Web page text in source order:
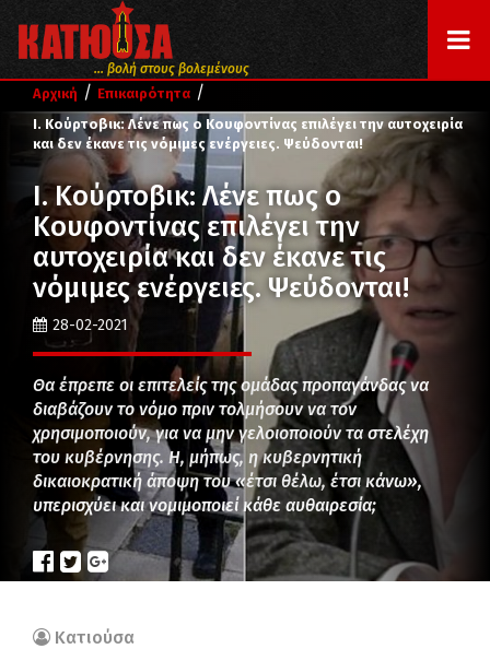
... βολή στους βολεμένους
Αρχική / Επικαιρότητα /
Ι. Κούρτοβικ: Λένε πως ο Κουφοντίνας επιλέγει την αυτοχειρία
και δεν έκανε τις νόμιμες ενέργειες. Ψεύδονται!
Ι. Κούρτοβικ: Λένε πως ο
Κουφοντίνας επιλέγει την
αυτοχειρία και δεν έκανε τις
νόμιμες ενέργειες. Ψεύδονται!
28-02-2021
Θα έπρεπε οι επιτελείς της ομάδας προπαγάνδας να
διαβάζουν το νόμο πριν τολμήσουν να τον
χρησιμοποιούν, για να μην γελοιοποιούν τα στελέχη
του κυβέρνησης. Η, μήπως, η κυβερνητική
δικαιοκρατική άποψη του «έτσι θέλω, έτσι κάνω»,
υπερισχύει και νομιμοποιεί κάθε αυθαιρεσία;
Κατιούσα